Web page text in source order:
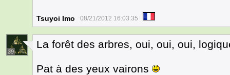
Tsuyoi Imo 08/21/2012 16:03:35
39
La forêt des arbres, oui, oui, oui,
Pat à des yeux vairons